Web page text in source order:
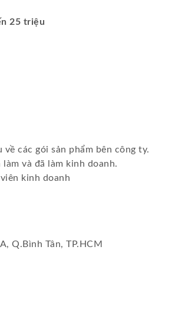
25 triệu
các gói sản phẩm bên công ty.
và đã làm kinh doanh.
kinh doanh
Q.Bình Tân, TP.HCM